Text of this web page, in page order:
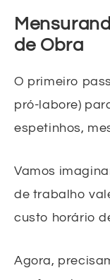
de Obra
O primeiro
pró-labore)
espetinhos,
Vamos
de trabalho
custo horário
Agora,